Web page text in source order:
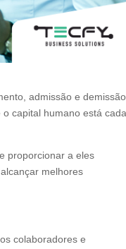
admissão e demissão
capital humano está cada
proporcionar a eles
melhores
colaboradores e